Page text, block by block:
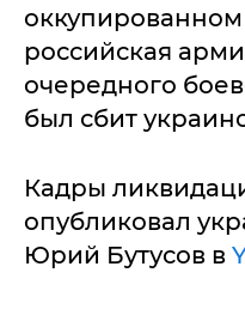
российская
очередного
был сбит
Кадры
опубликовал
Юрий Бутусов в